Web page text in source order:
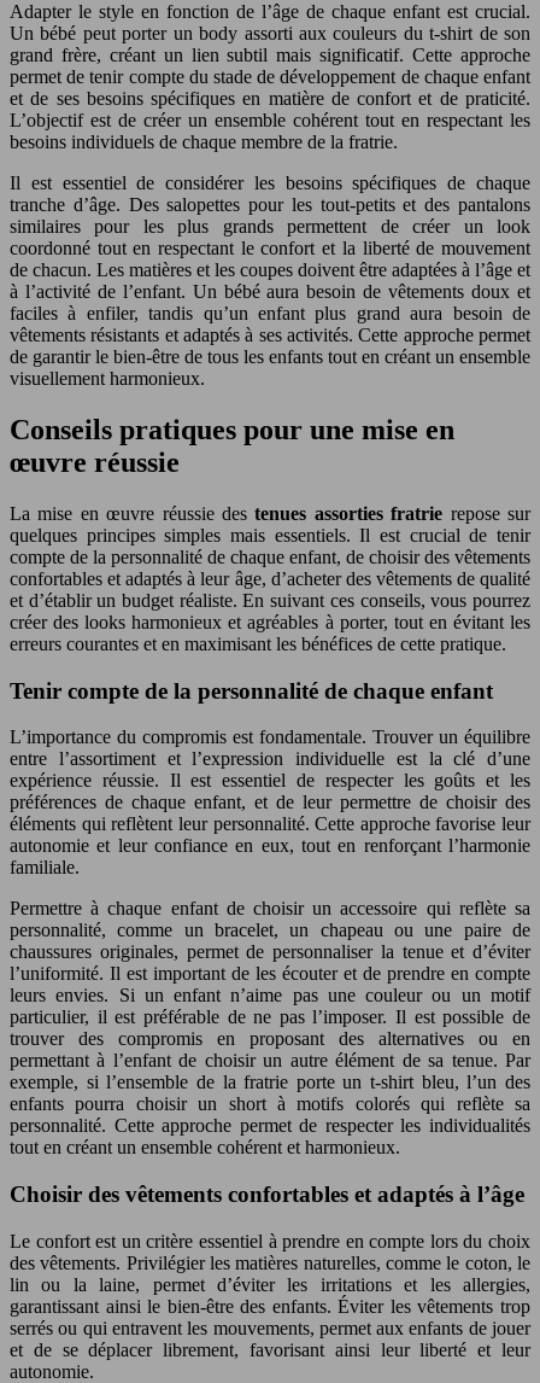
Adapter le style en fonction de l’âge de chaque enfant est crucial.
Un bébé peut porter un body assorti aux couleurs du t-shirt de son
grand frère, créant un lien subtil mais significatif. Cette approche
permet de tenir compte du stade de développement de chaque enfant
et de ses besoins spécifiques en matière de confort et de praticité.
L’objectif est de créer un ensemble cohérent tout en respectant les
besoins individuels de chaque membre de la fratrie.
Il est essentiel de considérer les besoins spécifiques de chaque
tranche d’âge. Des salopettes pour les tout-petits et des pantalons
similaires pour les plus grands permettent de créer un look
coordonné tout en respectant le confort et la liberté de mouvement
de chacun. Les matières et les coupes doivent être adaptées à l’âge et
à l’activité de l’enfant. Un bébé aura besoin de vêtements doux et
faciles à enfiler, tandis qu’un enfant plus grand aura besoin de
vêtements résistants et adaptés à ses activités. Cette approche permet
de garantir le bien-être de tous les enfants tout en créant un ensemble
visuellement harmonieux.
Conseils pratiques pour une mise en
œuvre réussie
La mise en œuvre réussie destenues assorties fratrie repose sur
quelques principes simples mais essentiels. Il est crucial de tenir
compte de la personnalité de chaque enfant, de choisir des vêtements
confortables et adaptés à leur âge, d’acheter des vêtements de qualité
et d’établir un budget réaliste. En suivant ces conseils, vous pourrez
créer des looks harmonieux et agréables à porter, tout en évitant les
erreurs courantes et en maximisant les bénéfices de cette pratique.
Tenir compte de la personnalité de chaque enfant
L’importance du compromis est fondamentale. Trouver un équilibre
entre l’assortiment et l’expression individuelle est la clé d’une
expérience réussie. Il est essentiel de respecter les goûts et les
préférences de chaque enfant, et de leur permettre de choisir des
éléments qui reflètent leur personnalité. Cette approche favorise leur
autonomie et leur confiance en eux, tout en renforçant l’harmonie
familiale.
Permettre à chaque enfant de choisir un accessoire qui reflète sa
personnalité, comme un bracelet, un chapeau ou une paire de
chaussures originales, permet de personnaliser la tenue et d’éviter
l’uniformité. Il est important de les écouter et de prendre en compte
leurs envies. Si un enfant n’aime pas une couleur ou un motif
particulier, il est préférable de ne pas l’imposer. Il est possible de
trouver des compromis en proposant des alternatives ou en
permettant à l’enfant de choisir un autre élément de sa tenue. Par
exemple, si l’ensemble de la fratrie porte un t-shirt bleu, l’un des
enfants pourra choisir un short à motifs colorés qui reflète sa
personnalité. Cette approche permet de respecter les individualités
tout en créant un ensemble cohérent et harmonieux.
Choisir des vêtements confortables et adaptés à l’âge
Le confort est un critère essentiel à prendre en compte lors du choix
des vêtements. Privilégier les matières naturelles, comme le coton, le
lin ou la laine, permet d’éviter les irritations et les allergies,
garantissant ainsi le bien-être des enfants. Éviter les vêtements trop
serrés ou qui entravent les mouvements, permet aux enfants de jouer
et de se déplacer librement, favorisant ainsi leur liberté et leur
autonomie.